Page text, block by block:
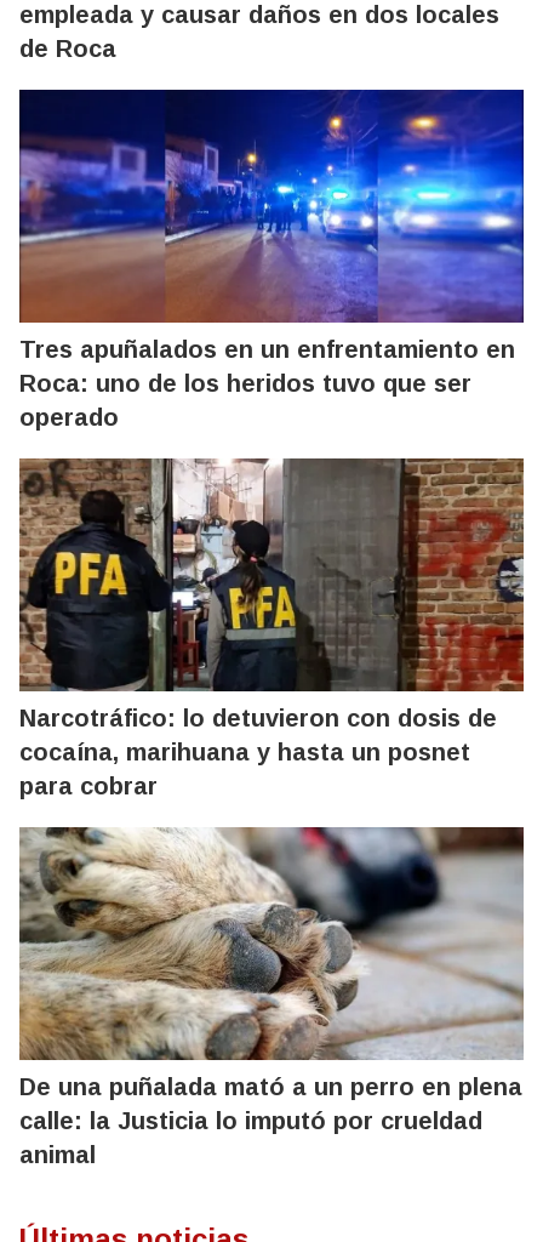
empleada y causar daños en dos locales
de Roca
Tres apuñalados en un enfrentamiento en
Roca: uno de los heridos tuvo que ser
operado
Narcotráfico: lo detuvieron con dosis de
cocaína, marihuana y hasta un posnet
para cobrar
De una puñalada mató a un perro en plena
calle: la Justicia lo imputó por crueldad
animal